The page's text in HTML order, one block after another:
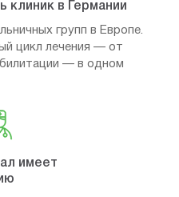
в Германии
групп в Европе.
цикл лечения — от
— в одном
имеет